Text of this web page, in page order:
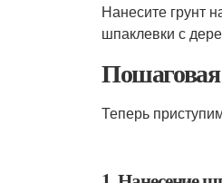
Нанесите грунт
шпаклевки с
Теперь